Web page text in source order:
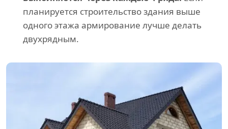
планируется строительство здания выше
одного этажа армирование лучше делать
двухрядным.